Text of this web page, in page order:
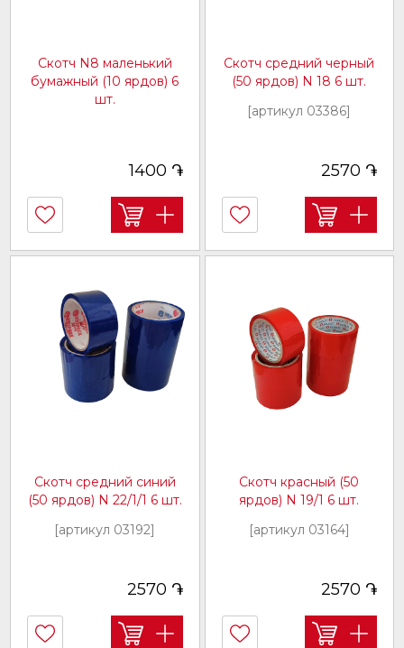
Скотч N8 маленький
бумажный (10 ярдов) 6
шт.
1400 ֏
Скотч средний черный
(50 ярдов) N 18 6 шт.
[артикул 03386]
2570 ֏
Скотч средний синий
(50 ярдов) N 22/1/1 6 шт.
[артикул 03192]
2570 ֏
Скотч красный (50
ярдов) N 19/1 6 шт.
[артикул 03164]
2570 ֏